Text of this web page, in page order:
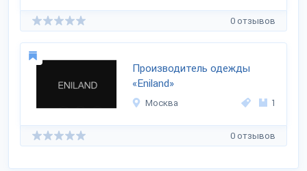
0 отзывов
Производитель одежды
«Eniland»
Москва 1
0 отзывов